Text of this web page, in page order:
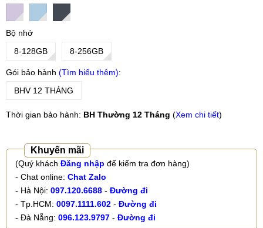
Bộ nhớ
8-128GB
8-256GB
Gói bảo hành
Tìm hiểu thêm
BHV 12 THÁNG
Thời gian bảo hành: BH Thường 12 Tháng (Xem chi tiết)
Khuyến mãi
(Quý khách Đăng nhập để kiểm tra đơn hàng)
- Chat online: Chat Zalo
- Hà Nội: 097.120.6688 - Đường đi
- Tp.HCM: 0097.1111.602 - Đường đi
- Đà Nẵng: 096.123.9797 - Đường đi